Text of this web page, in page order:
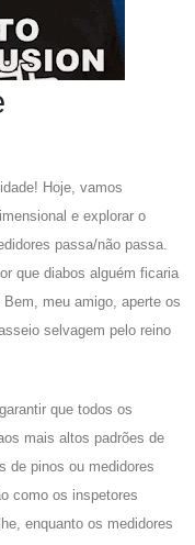
Hoje, vamos
e explorar o
passa/não passa.
que diabos alguém ficaria
meu amigo, aperte os
selvagem pelo reino
que todos os
mais altos padrões de
de pinos ou medidores
como os inspetores
enquanto os medidores